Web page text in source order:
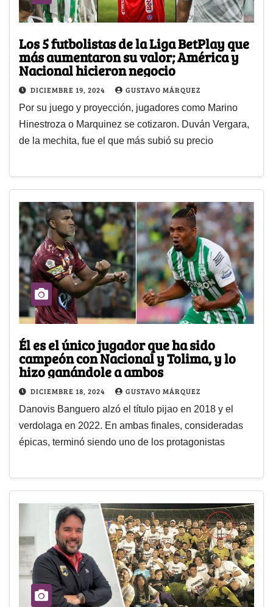
Los 5 futbolistas de la Liga BetPlay que
más aumentaron su valor; América y
Nacional hicieron negocio
DICIEMBRE 19, 2024 GUSTAVO MÁRQUEZ
Por su juego y proyección, jugadores como Marino
Hinestroza o Marquinez se cotizaron. Duván Vergara,
de la mechita, fue el que más subió su precio
Él es el único jugador que ha sido
campeón con Nacional y Tolima, y lo
hizo ganándole a ambos
DICIEMBRE 18, 2024 GUSTAVO MÁRQUEZ
Danovis Banguero alzó el título pijao en 2018 y el
verdolaga en 2022. En ambas finales, consideradas
épicas, terminó siendo uno de los protagonistas